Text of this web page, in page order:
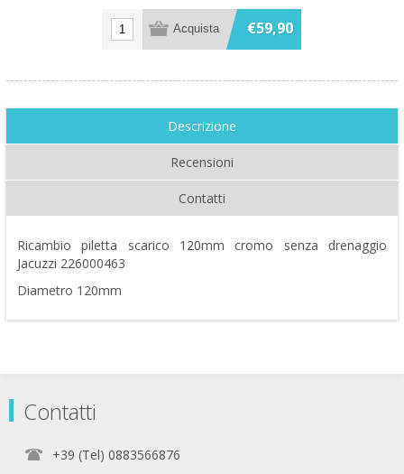
€59,90
Descrizione
Recensioni
Contatti
Ricambio piletta scarico 120mm cromo senza drenaggio
Jacuzzi 226000463
Diametro 120mm
Contatti
+39 (Tel) 0883566876